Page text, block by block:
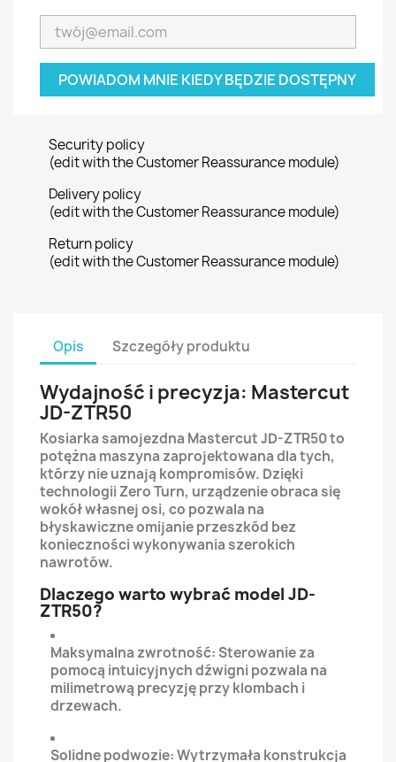
POWIADOM MNIE KIEDY BĘDZIE DOSTĘPNY
Security policy
(edit with the Customer Reassurance module)
Delivery policy
(edit with the Customer Reassurance module)
Return policy
(edit with the Customer Reassurance module)
Opis Szczegóły produktu
Wydajność i precyzja: Mastercut
JD-ZTR50
Kosiarka samojezdna Mastercut JD-ZTR50 to
potężna maszyna zaprojektowana dla tych,
którzy nie uznają kompromisów. Dzięki
technologii Zero Turn, urządzenie obraca się
wokół własnej osi, co pozwala na
błyskawiczne omijanie przeszkód bez
konieczności wykonywania szerokich
nawrotów.
Dlaczego warto wybrać model JD-
ZTR50?
Maksymalna zwrotność: Sterowanie za
pomocą intuicyjnych dźwigni pozwala na
milimetrową precyzję przy klombach i
drzewach.
Solidne podwozie: Wytrzymała konstrukcja